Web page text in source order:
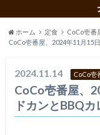
ホーム 定食
CoCo壱番
CoCo壱番屋、2024年11月15
2024.11.14 CoCo壱
CoCo壱番屋、
ドカンとBBQ